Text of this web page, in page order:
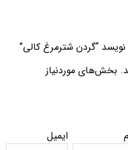
“گردن شترمرغ کالی”
بخش‌های موردنیاز
ایمیل